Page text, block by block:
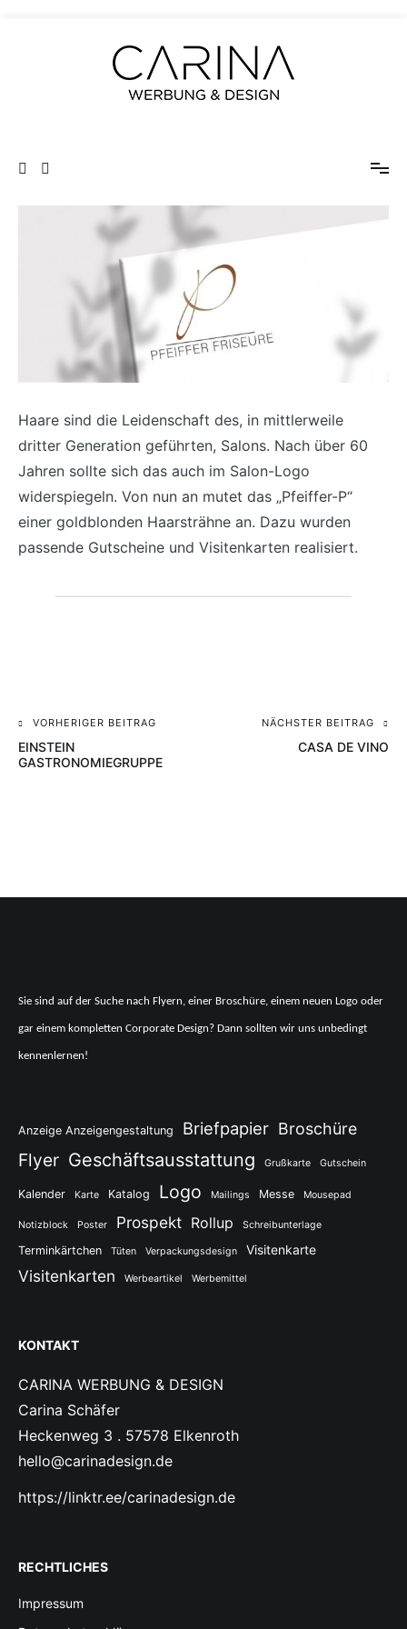
Haare sind die Leidenschaft des, in mittlerweile
dritter Generation geführten, Salons. Nach über 60
Jahren sollte sich das auch im Salon-Logo
widerspiegeln. Von nun an mutet das „Pfeiffer-P“
einer goldblonden Haarsträhne an. Dazu wurden
passende Gutscheine und Visitenkarten realisiert.
Beitragsnavigation
VORHERIGER BEITRAG
EINSTEIN
GASTRONOMIEGRUPPE
NÄCHSTER BEITRAG
CASA DE VINO
Sie sind auf der Suche nach Flyern, einer Broschüre, einem neuen Logo oder
gar einem kompletten Corporate Design? Dann sollten wir uns unbedingt
kennenlernen!
Anzeige Anzeigengestaltung Briefpapier Broschüre
Flyer Geschäftsausstattung Grußkarte Gutschein
Kalender Karte Katalog Logo Mailings Messe Mousepad
Notizblock Poster Prospekt Rollup Schreibunterlage
Terminkärtchen Tüten Verpackungsdesign Visitenkarte
Visitenkarten Werbeartikel Werbemittel
KONTAKT
CARINA WERBUNG & DESIGN
Carina Schäfer
Heckenweg 3 . 57578 Elkenroth
hello@carinadesign.de
https://linktr.ee/carinadesign.de
RECHTLICHES
Impressum